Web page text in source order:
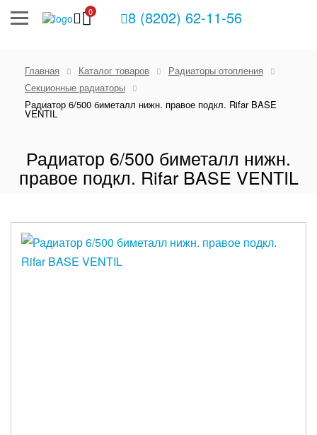
0 8 (8202) 62-11-56
Главная Каталог товаров
Радиаторы отопления
Секционные радиаторы
Радиатор 6/500 биметалл нижн. правое подкл. Rifar BASE
VENTIL
Радиатор 6/500 биметалл нижн.
правое подкл. Rifar BASE VENTIL